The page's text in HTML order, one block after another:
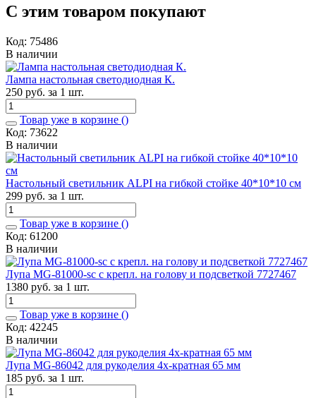
С этим товаром покупают
Код: 75486
В наличии
Лампа настольная светодиодная К.
250 руб. за 1 шт.
Товар уже в корзине ()
Код: 73622
В наличии
Настольный светильник ALPI на гибкой стойке 40*10*10 см
299 руб. за 1 шт.
Товар уже в корзине ()
Код: 61200
В наличии
Лупа MG-81000-sc с крепл. на голову и подсветкой 7727467
1380 руб. за 1 шт.
Товар уже в корзине ()
Код: 42245
В наличии
Лупа MG-86042 для рукоделия 4х-кратная 65 мм
185 руб. за 1 шт.